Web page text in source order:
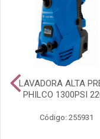
LAVADORA ALTA
PHILCO 1300PSI
Código: 255931